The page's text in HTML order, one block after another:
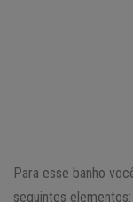
Para esse banho
seguintes